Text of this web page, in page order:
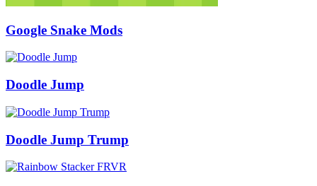
Google Snake Mods
Doodle Jump
Doodle Jump Trump